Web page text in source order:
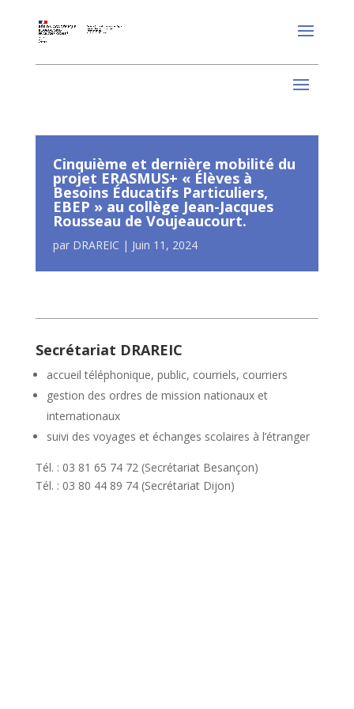
Cinquième et dernière mobilité du
projet ERASMUS+ « Élèves à
Besoins Éducatifs Particuliers,
EBEP » au collège Jean-Jacques
Rousseau de Voujeaucourt.
par DRAREIC | Juin 11, 2024
Secrétariat DRAREIC
accueil téléphonique, public, courriels, courriers
gestion des ordres de mission nationaux et
internationaux
suivi des voyages et échanges scolaires à l’étranger
Tél. : 03 81 65 74 72 (Secrétariat Besançon)
Tél. : 03 80 44 89 74 (Secrétariat Dijon)